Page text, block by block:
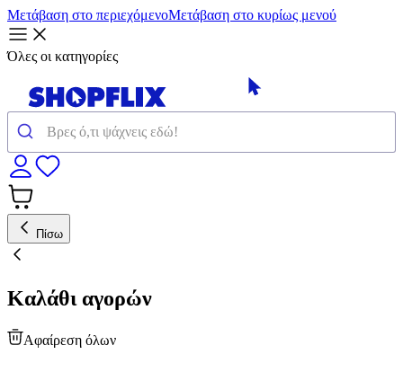
Μετάβαση στο περιεχόμενοΜετάβαση στο κυρίως μενού
Όλες οι κατηγορίες
Πίσω
Καλάθι αγορών
Αφαίρεση όλων